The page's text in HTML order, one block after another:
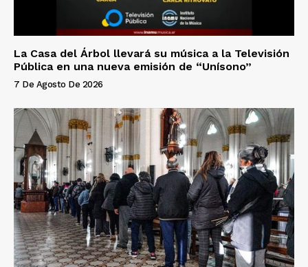
La Casa del Árbol llevará su música a la Televisión
Pública en una nueva emisión de “Unísono”
7 De Agosto De 2026